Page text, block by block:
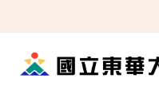
轉